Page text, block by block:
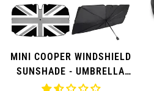
MINI COOPER WINDSHIELD
SUNSHADE - UMBRELLA
STYLE